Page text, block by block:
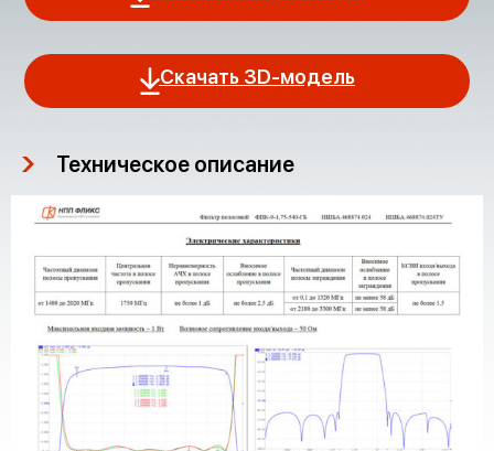
Скачать 3D-модель
Техническое описание